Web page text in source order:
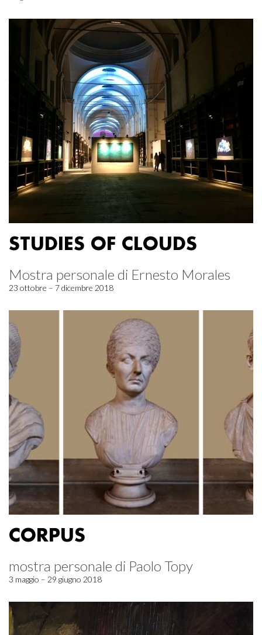
STUDIES OF CLOUDS
Mostra personale di Ernesto Morales
23 ottobre – 7 dicembre 2018
CORPUS
mostra personale di Paolo Topy
3 maggio – 29 giugno 2018